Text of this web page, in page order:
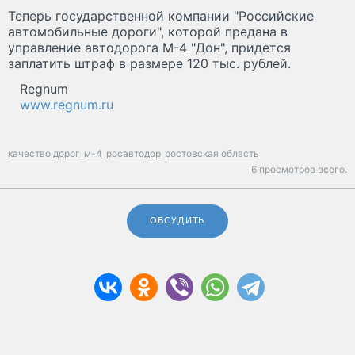
Теперь государственной компании "Российские
автомобильные дороги", которой предана в
управление автодорога М-4 "Дон", придется
заплатить штраф в размере 120 тыс. рублей.
Regnum
www.regnum.ru
качество дорог м-4 росавтодор ростовская область
6 просмотров всего.
ОБСУДИТЬ